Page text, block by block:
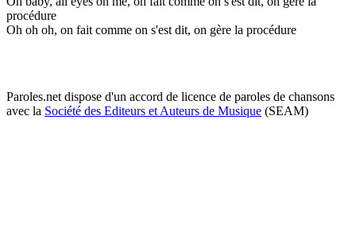
procédure
Oh oh oh, on fait comme on s'est dit, on gère la procédure
Paroles.net dispose d'un accord de licence de paroles de chansons
avec la Société des Editeurs et Auteurs de Musique (SEAM)